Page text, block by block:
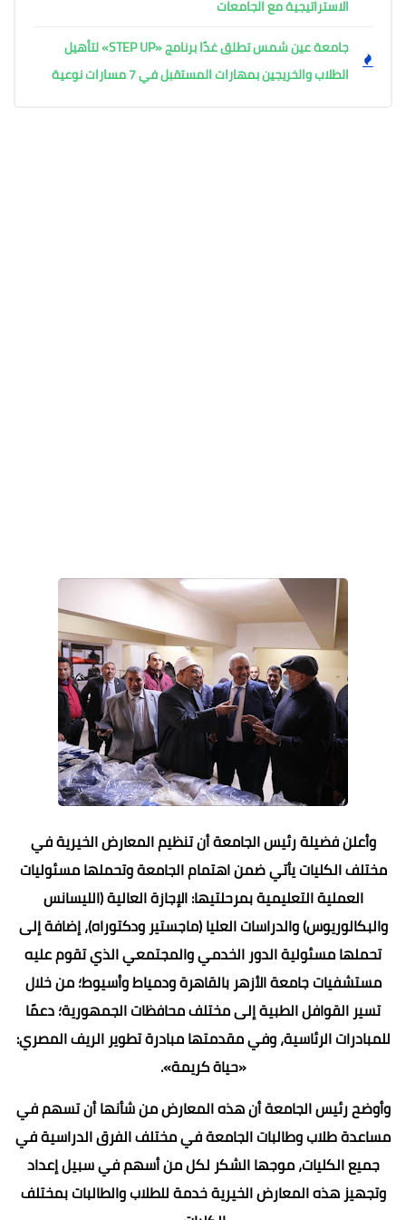
الاستراتيجية مع الجامعات
جامعة عين شمس تطلق غدًا برنامج «STEP UP» لتأهيل
الطلاب والخريجين بمهارات المستقبل في 7 مسارات نوعية
وأعلن فضيلة رئيس الجامعة أن تنظيم المعارض الخيرية في
مختلف الكليات يأتي ضمن اهتمام الجامعة وتحملها مسئوليات
العملية التعليمية بمرحلتيها: الإجازة العالية (الليسانس
والبكالوريوس) والدراسات العليا (ماجستير ودكتوراه)، إضافة إلى
تحملها مسئولية الدور الخدمي والمجتمعي الذي تقوم عليه
مستشفيات جامعة الأزهر بالقاهرة ودمياط وأسيوط؛ من خلال
تسير القوافل الطبية إلى مختلف محافظات الجمهورية؛ دعمًا
للمبادرات الرئاسية، وفي مقدمتها مبادرة تطوير الريف المصري:
«حياة كريمة».
وأوضح رئيس الجامعة أن هذه المعارض من شأنها أن تسهم في
مساعدة طلاب وطالبات الجامعة في مختلف الفرق الدراسية في
جميع الكليات، موجها الشكر لكل من أسهم في سبيل إعداد
وتجهيز هذه المعارض الخيرية خدمة للطلاب والطالبات بمختلف